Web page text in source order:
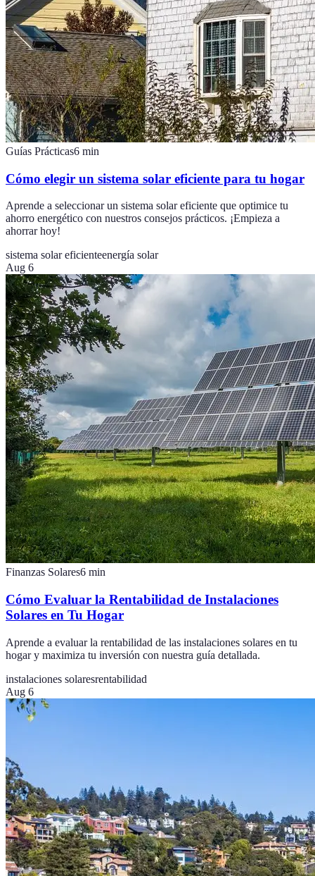
Guías Prácticas6 min
Cómo elegir un sistema solar eficiente para tu hogar
Aprende a seleccionar un sistema solar eficiente que optimice tu
ahorro energético con nuestros consejos prácticos. ¡Empieza a
ahorrar hoy!
sistema solar eficienteenergía solar
Aug 6
Finanzas Solares6 min
Cómo Evaluar la Rentabilidad de Instalaciones
Solares en Tu Hogar
Aprende a evaluar la rentabilidad de las instalaciones solares en tu
hogar y maximiza tu inversión con nuestra guía detallada.
instalaciones solaresrentabilidad
Aug 6